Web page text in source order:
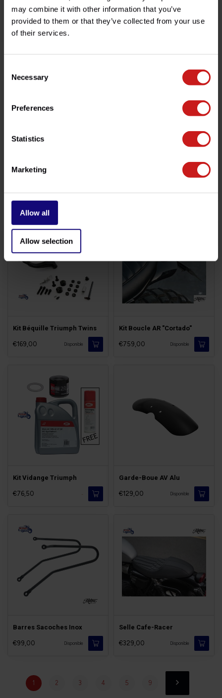
may combine it with other information that you’ve
provided to them or that they’ve collected from your use
of their services.
Selection
Necessary
Preferences
Statistics
Marketing
Allow all
Allow selection
Feu AR (Kit Complet)
€119,00 Disponible €52,50 Disponible
Kit Béquille Triumph Twins
€169,00 Disponible
Kit Boucle AR "Cortado"
€759,00 Disponible
Kit Vidange Triumph
€76,50 -
Garde-Boue AV Alu
€129,00 Disponible
Barres Sacoches Inox
€99,00 Disponible
Selle Cafe-Racer
€329,00 Disponible
1 2 3 4 5 9